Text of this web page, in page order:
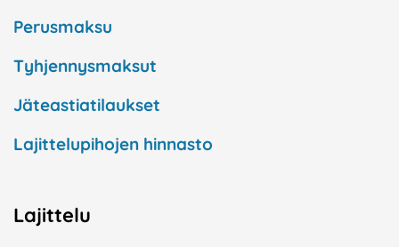
Perusmaksu
Tyhjennysmaksut
Jäteastiatilaukset
Lajittelupihojen hinnasto
Lajittelu